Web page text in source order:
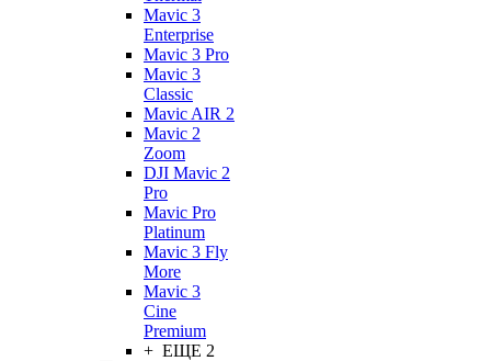
Mavic 3
Enterprise
Mavic 3 Pro
Mavic 3
Сlassic
Mavic AIR 2
Mavic 2
Zoom
DJI Mavic 2
Pro
Mavic Pro
Platinum
Mavic 3 Fly
More
Mavic 3
Cine
Premium
+ ЕЩЕ 2